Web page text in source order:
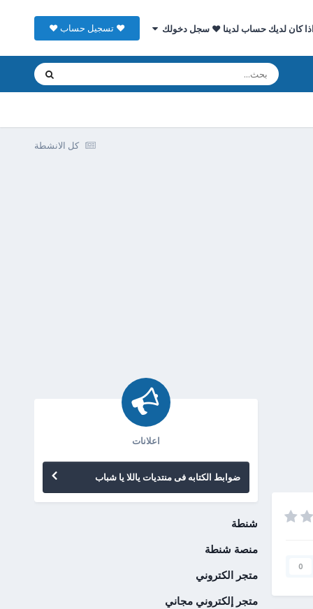
اذا كان لديك حساب لدينا ♥ سجل دخولك ♥ تسجيل حساب ♥
كل الانشطة
0
اعلانات
ضوابط الكتابه فى منتديات ياللا يا شباب
شنطة
منصة شنطة
متجر الكتروني
متجر إلكتروني مجاني